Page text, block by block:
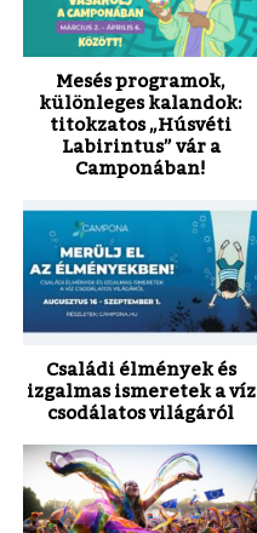
Mesés programok,
különleges kalandok:
titokzatos „Húsvéti
Labirintus” vár a
Camponában!
Családi élmények és
izgalmas ismeretek a víz
csodálatos világáról